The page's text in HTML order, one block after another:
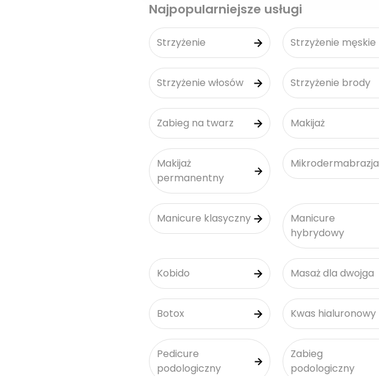
Najpopularniejsze usługi
Strzyżenie Strzyżenie męskie
Strzyżenie włosów Strzyżenie brody
Zabieg na twarz Makijaż
Makijaż
permanentny
Mikrodermabrazja
Manicure klasyczny
Manicure
hybrydowy
Kobido Masaż dla dwojga
Botox Kwas hialuronowy
Pedicure
podologiczny
Zabieg
podologiczny